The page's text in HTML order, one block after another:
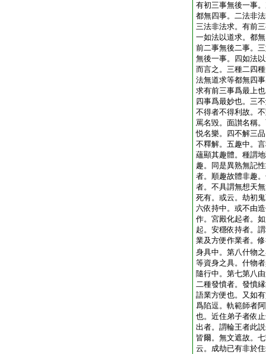
有初三事無後一事
都無四事。二法非
三法非法求。有前
一如法以道求。都
前二事無後二事。
無後一事。四如法
而言之。三種二四
法無道求等都無四
求有前三事爲最上
四事爲最妙也。三
不得者不得利故。
罵名毀。面讃名稱
悦名樂。四不解三
不釋解。五趣中。
蘊顯其趣體。種謂
趣。同是異熟無記
者。順趣故體非趣
者。不具謂無想天
死有。或云。劫初
六依持中。或不由
作。宮殿化起者。
起。安穩依持者。
業及方便作業者。
身具中。第八什物
等資身之具。什物
隨行中。第七第八
二種發憤者。發憤
語業方便也。又如
爲陷逗。軌範師者
也。近住弟子者依
出者。謂輪王者此
皆爾。無文遮故。
云。成劫已有非於